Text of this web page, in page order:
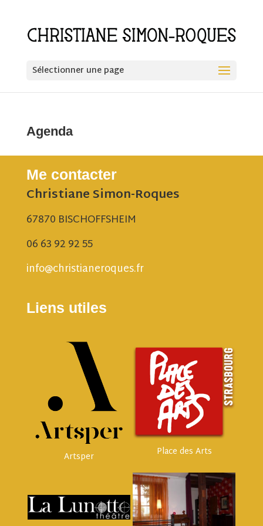
Sélectionner une page
Agenda
Me contacter
Christiane Simon-Roques
67870 BISCHOFFSHEIM
06 63 92 92 55
info@christianeroques.fr
Liens utiles
Artsper Place des Arts